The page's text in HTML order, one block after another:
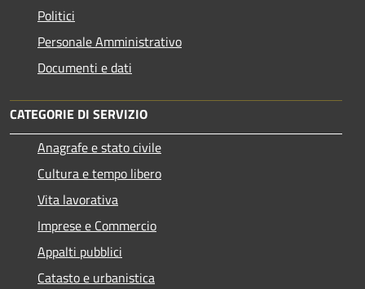
Politici
Personale Amministrativo
Documenti e dati
CATEGORIE DI SERVIZIO
Anagrafe e stato civile
Cultura e tempo libero
Vita lavorativa
Imprese e Commercio
Appalti pubblici
Catasto e urbanistica